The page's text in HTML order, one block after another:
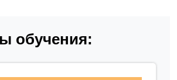
обучения: